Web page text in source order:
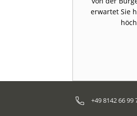
erwartet Sie
+49 8142 66 99